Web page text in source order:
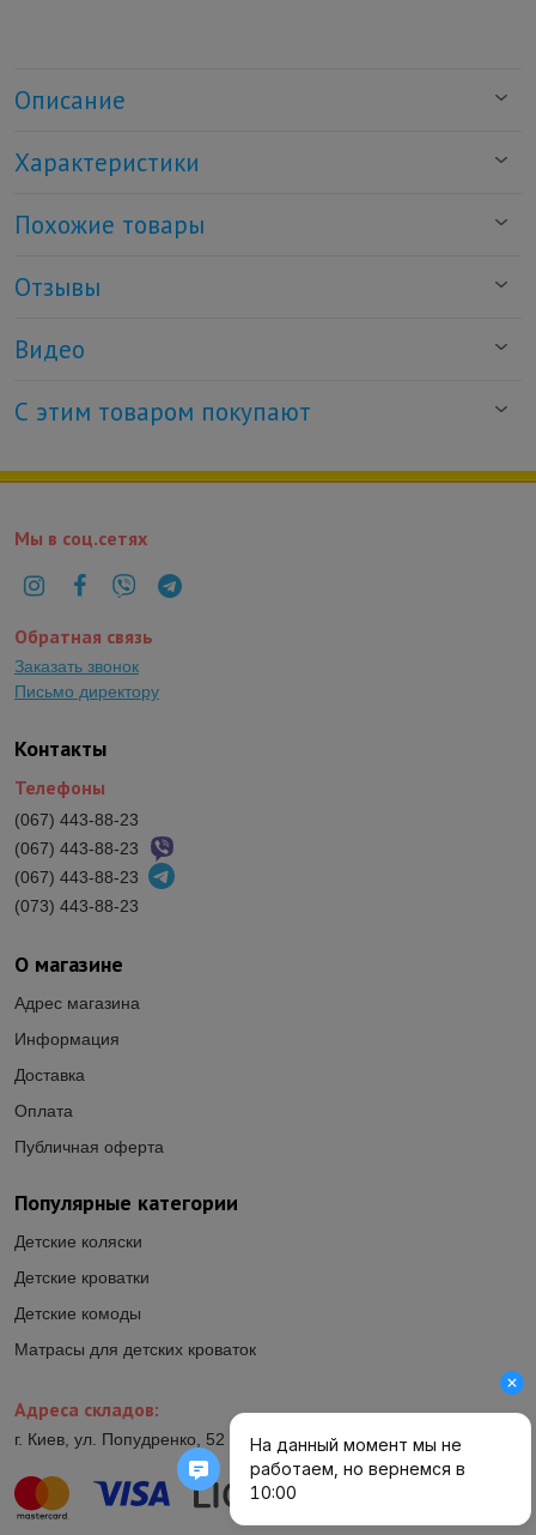
Описание
Характеристики
Похожие товары
Отзывы
Видео
С этим товаром покупают
Популярные категории
Детские коляски
Детские кроватки
Детские комоды
Матрасы для детских кроваток
О магазине
Адрес магазина
Информация
Доставка
Оплата
Публичная оферта
Контакты
Телефоны
(067) 443-88-23
(067) 443-88-23
(067) 443-88-23
(073) 443-88-23
Адреса складов:
г. Киев, ул. Попудренко, 52 (ул.Гетьмана Павла Полуботка, 52)
Мы в соц.сетях
Обратная связь
Заказать звонок
Письмо директору